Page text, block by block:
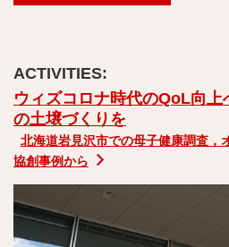
ウィズコロナ時代のQoL向
の土壌づくりを
北海道岩見沢市での母子健康調査，
協創事例から